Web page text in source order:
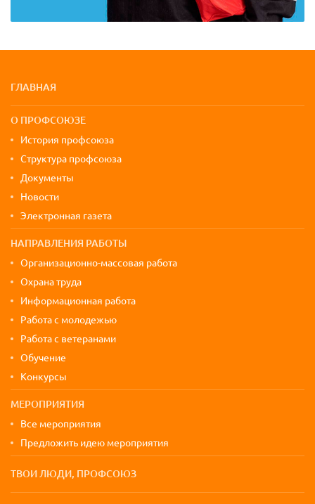
ГЛАВНАЯ
О ПРОФСОЮЗЕ
История профсоюза
Структура профсоюза
Документы
Новости
Электронная газета
НАПРАВЛЕНИЯ РАБОТЫ
Организационно-массовая работа
Охрана труда
Информационная работа
Работа с молодежью
Работа с ветеранами
Обучение
Конкурсы
МЕРОПРИЯТИЯ
Все мероприятия
Предложить идею мероприятия
ТВОИ ЛЮДИ, ПРОФСОЮЗ